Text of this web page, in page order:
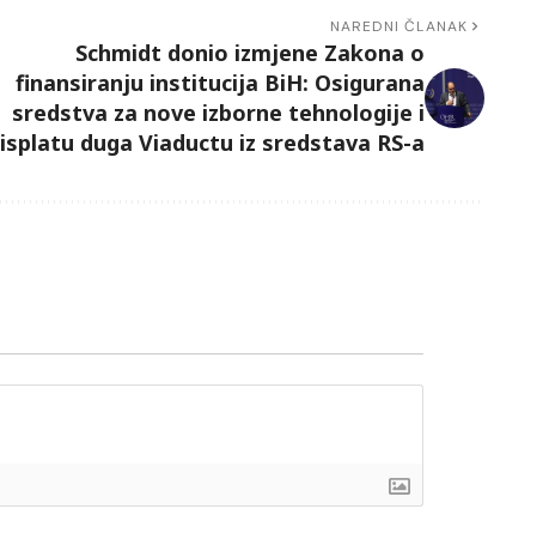
NAREDNI ČLANAK
Schmidt donio izmjene Zakona o
finansiranju institucija BiH: Osigurana
sredstva za nove izborne tehnologije i
isplatu duga Viaductu iz sredstava RS-a